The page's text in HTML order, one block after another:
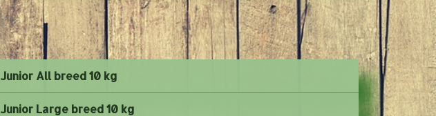
Junior All breed 10 kg
Junior Large breed 10 kg